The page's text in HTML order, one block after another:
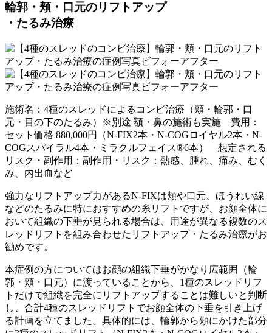
輪郭・頬・口元のリフトアップ
・たるみ治療
施術名：4種のスレッドによるコンビ治療（頬・輪郭・口
元・目の下のたるみ）※別途 額・鼻の施術も実施 費用：
セット価格 880,000円（N-FIX2本・N-COGロイヤル2本・N-
COGスパイラル4本・ミラクルフェイス®6本） 想定される
リスク・副作用：副作用・リスク：熱感、腫れ、痛み、むく
み、内出血など
強力なリフトアップ力があるN-FIXは頬や口元、ほうれい線
などのたるみに特におすすめの糸リフトですが、お顔全体に
おいて組織の下垂が見られる場合は、用途が異なる複数のス
レッドリフトを組み合わせたリフトアップ・たるみ治療がお
勧めです。
本症例の方についてはお顔の組織下垂がかなり広範囲（輪
郭・頬・口元）に渡っていることから、1種のスレッドリフ
トだけで組織を完全にリフトアップすることは難しいと判断
し、合計4種のスレッドリフトでお顔全体の下垂を引き上げ
る計画を立てました。具体的には、輪郭から頬にかけた部分